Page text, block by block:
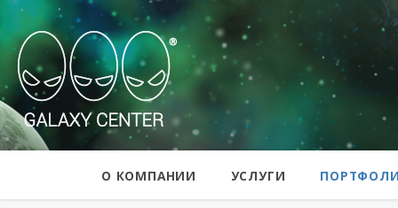
Galaxy Center
О КОМПАНИИ УСЛУГИ